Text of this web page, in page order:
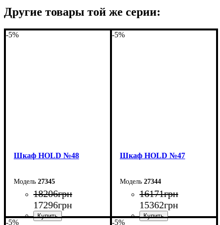
Другие товары той же серии:
-5%
Шкаф НOLD №48
27345
18206грн
17296грн
-5%
Шкаф НOLD №47
27344
16171грн
15362грн
-5% -5%